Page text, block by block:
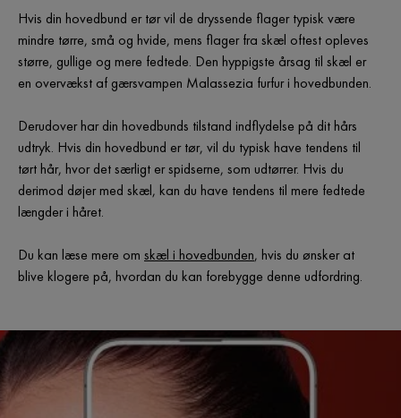
Hvis din hovedbund er tør vil de dryssende flager typisk være
mindre tørre, små og hvide, mens flager fra skæl oftest opleves
større, gullige og mere fedtede. Den hyppigste årsag til skæl er
en overvækst af gærsvampen Malassezia furfur i hovedbunden.
Derudover har din hovedbunds tilstand indflydelse på dit hårs
udtryk. Hvis din hovedbund er tør, vil du typisk have tendens til
tørt hår, hvor det særligt er spidserne, som udtørrer. Hvis du
derimod døjer med skæl, kan du have tendens til mere fedtede
længder i håret.
Du kan læse mere om skæl i hovedbunden, hvis du ønsker at
blive klogere på, hvordan du kan forebygge denne udfordring.